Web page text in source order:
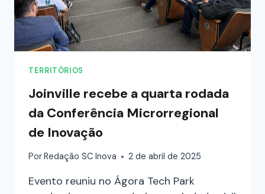
TERRITÓRIOS
Joinville recebe a quarta rodada
da Conferência Microrregional
de Inovação
Por Redação SC Inova 2 de abril de 2025
Evento reuniu no Ágora Tech Park